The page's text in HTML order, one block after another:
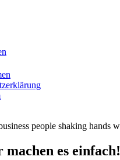
es einfach!